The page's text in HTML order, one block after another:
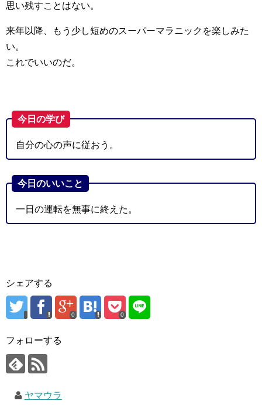
思い残すことはない。
来年以降、もう少し短めのスーパーマラニックを楽しみた
い。
これでいいのだ。
今日の学び
自分の心の声に従おう。
今日のいいこと
一日の運転を無事に終えた。
シェアする
0 0
フォローする
ヤマウラ